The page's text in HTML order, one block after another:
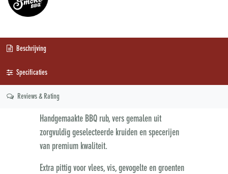
Beschrijving
Specificaties
Reviews & Rating
Handgemaakte BBQ rub, vers gemalen uit
zorgvuldig geselecteerde kruiden en specerijen
van premium kwaliteit.
Extra pittig voor vlees, vis, gevogelte en groenten